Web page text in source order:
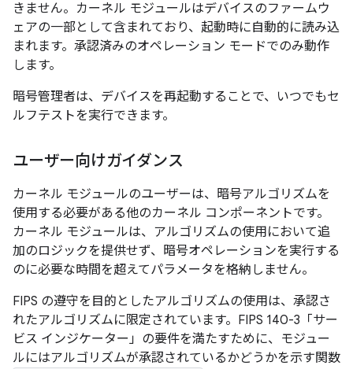
きません。カーネル モジュールはデバイスのファームウ
ェアの一部として含まれており、起動時に自動的に読み込
まれます。承認済みのオペレーション モードでのみ動作
します。
暗号管理者は、デバイスを再起動することで、いつでもセ
ルフテストを実行できます。
ユーザー向けガイダンス
カーネル モジュールのユーザーは、暗号アルゴリズムを
使用する必要がある他のカーネル コンポーネントです。
カーネル モジュールは、アルゴリズムの使用において追
加のロジックを提供せず、暗号オペレーションを実行する
のに必要な時間を超えてパラメータを格納しません。
FIPS の遵守を目的としたアルゴリズムの使用は、承認さ
れたアルゴリズムに限定されています。FIPS 140-3「サー
ビス インジケーター」の要件を満たすために、モジュー
ルにはアルゴリズムが承認されているかどうかを示す関数